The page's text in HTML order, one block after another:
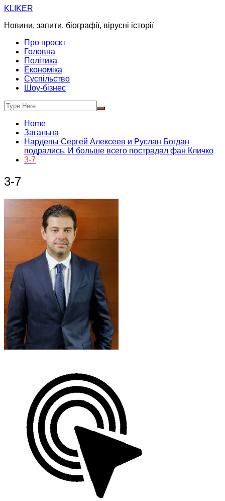
Skip
content
KLIKER
Новини, запити, біографії, вірусні історії
Про проєкт
Головна
Політика
Економіка
Суспільство
Шоу-бізнес
Home
Загальна
Нардепы Сергей Алексеев и Руслан Богдан
подрались. И больше всего пострадал фан Кличко
3-7
3-7